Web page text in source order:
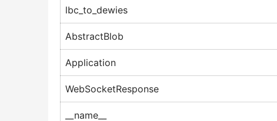
lbc_to_dewies
AbstractBlob
Application
WebSocketResponse
__name__